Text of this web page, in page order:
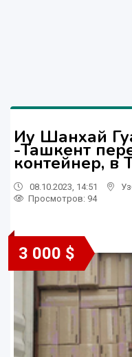
Иу Шанхай
-Ташкент
контейнер, в
08.10.2023, 14:51
Просмотров: 94
3 000 $